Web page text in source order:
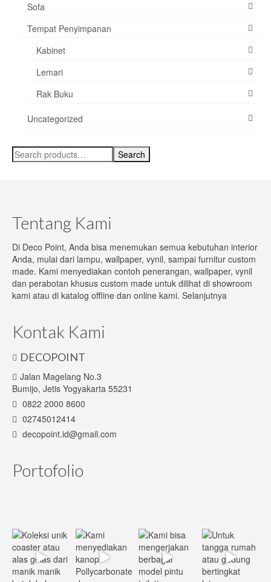
Sofa
Tempat Penyimpanan
Kabinet
Lemari
Rak Buku
Uncategorized
Search
for:
Search
Tentang Kami
Di Deco Point, Anda bisa menemukan semua kebutuhan interior
Anda, mulai dari lampu, wallpaper, vynil, sampai furnitur custom
made. Kami menyediakan contoh penerangan, wallpaper, vynil
dan perabotan khusus custom made untuk dilihat di showroom
kami atau di katalog offline dan online kami. Selanjutnya
Kontak Kami
DECOPOINT
Jalan Magelang No.3
Bumijo, Jetis Yogyakarta 55231
0822 2000 8600
02745012414
decopoint.id@gmail.com
Portofolio